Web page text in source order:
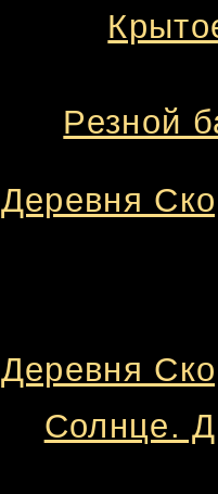
Резной
Деревня
Деревня
Солнце.